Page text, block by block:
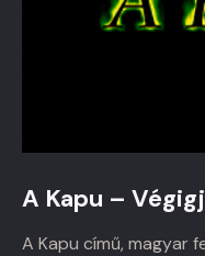
A Kapu –
A Kapu című, magyar